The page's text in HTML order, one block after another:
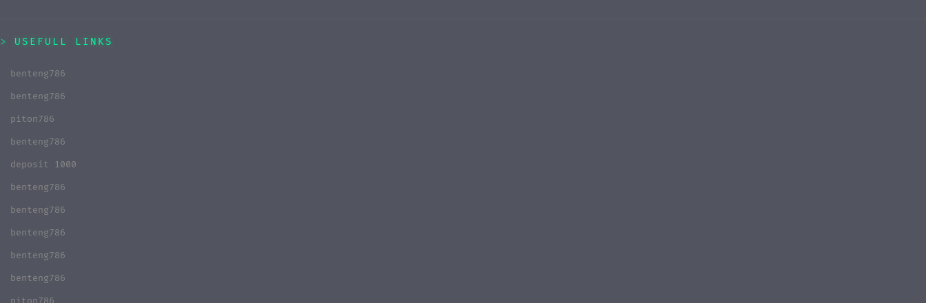
USEFULL LINKS
benteng786
benteng786
piton786
benteng786
deposit 1000
benteng786
benteng786
benteng786
benteng786
benteng786